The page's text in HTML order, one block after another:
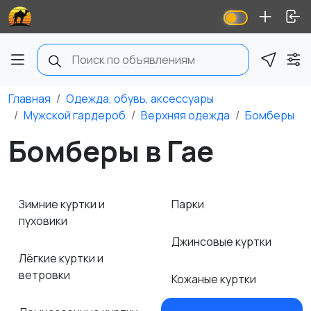
Главная
Одежда, обувь, аксессуары
Мужской гардероб
Верхняя одежда Бомберы
Бомберы в Гае
Зимние куртки и
пуховики
Лёгкие куртки и
ветровки
Парки
Джинсовые куртки
Кожаные куртки